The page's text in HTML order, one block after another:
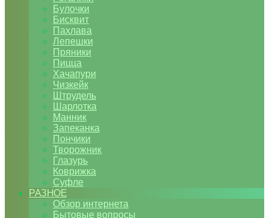
Булочки
Бисквит
Пахлава
Лепешки
Пряники
Пицца
Хачапури
Чизкейк
Штрудель
Шарлотка
Манник
Запеканка
Пончики
Творожник
Глазурь
Коврижка
Суфле
РАЗНОЕ
Обзор интернета
Бытовые вопросы